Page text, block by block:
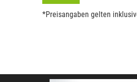
*Preisangaben gelten